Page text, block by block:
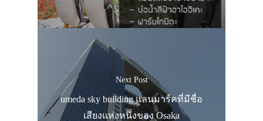
Next Post
umeda sky building แลนมาร์คที่มีชื่อ
เสียงแห่งหนึ่งของ Osaka